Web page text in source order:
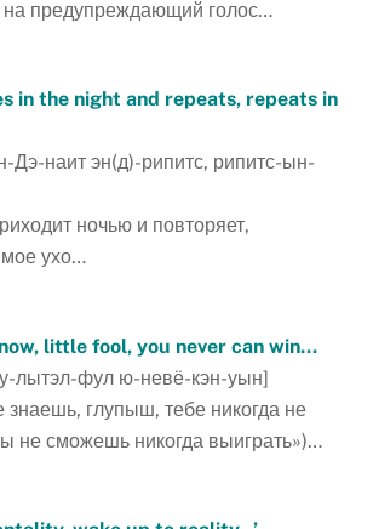
предупреждающий голос…
in the night and repeats, repeats in
Дэ-наит эн(д)-рипитс, рипитс-ын-
ночью и повторяет,
мое ухо…
little fool, you never can win…
лытэл-фул ю-невё-кэн-уын]
знаешь, глупыш, тебе никогда не
не сможешь никогда выиграть»)…